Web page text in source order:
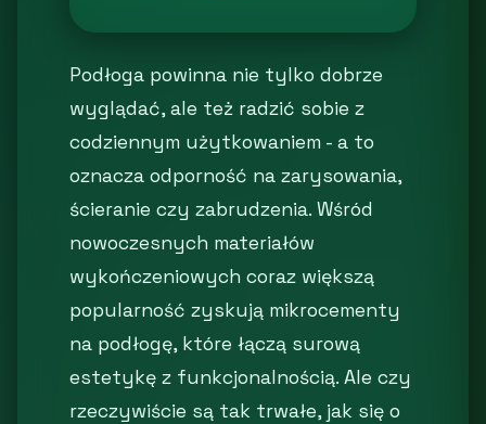
Podłoga powinna nie tylko dobrze
wyglądać, ale też radzić sobie z
codziennym użytkowaniem - a to
oznacza odporność na zarysowania,
ścieranie czy zabrudzenia. Wśród
nowoczesnych materiałów
wykończeniowych coraz większą
popularność zyskują mikrocementy
na podłogę, które łączą surową
estetykę z funkcjonalnością. Ale czy
rzeczywiście są tak trwałe, jak się o